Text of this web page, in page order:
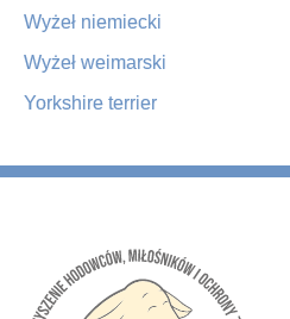
Wyżeł niemiecki
Wyżeł weimarski
Yorkshire terrier